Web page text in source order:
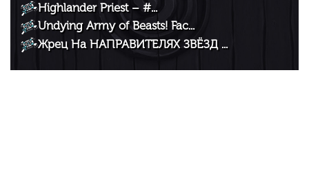
Highlander Priest – #...
Undying Army of Beasts! Fac...
Жрец На НАПРАВИТЕЛЯХ ЗВЁЗД ...